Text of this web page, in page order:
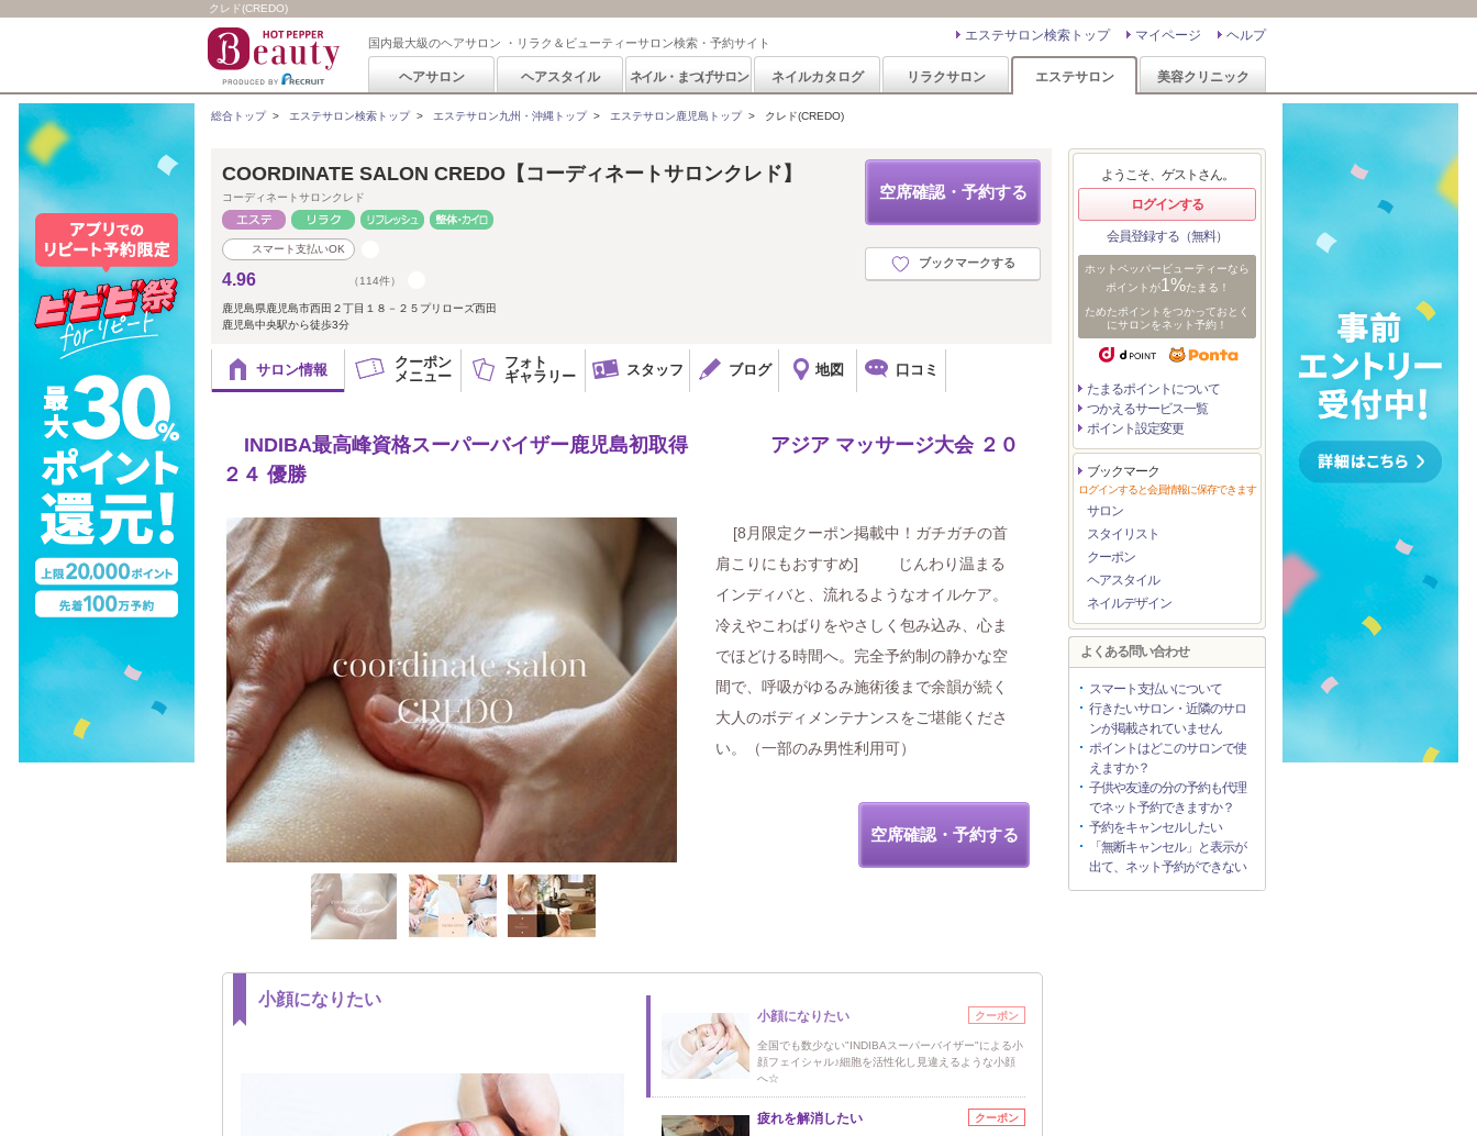
クレド(CREDO)
国内最大級のヘアサロン ・リラク＆ビューティーサロン検索・予約サイト ヘルプ
マイページ
エステサロン検索トップ
ヘアサロン ヘアスタイル ネイル・まつげサロン ネイルカタログ リラクサロン エステサロン 美容クリニック
総合トップ> エステサロン検索トップ> エステサロン九州・沖縄トップ> エステサロン鹿児島トップ> クレド(CREDO)
空席確認・予約する
ブックマークする
COORDINATE SALON CREDO【コーディネートサロンクレド】
コーディネートサロンクレド
スマート支払いOK
4.96 （114件）
鹿児島県鹿児島市西田２丁目１８－２５プリローズ西田
鹿児島中央駅から徒歩3分
サロン情報
クーポン
メニュー
フォト
ギャラリー
スタッフ ブログ 地図 口コミ
INDIBA最高峰資格スーパーバイザー鹿児島初取得 アジア マッサージ大会 ２０
２４ 優勝
[8月限定クーポン掲載中！ガチガチの首
肩こりにもおすすめ] じんわり温まる
インディバと、流れるようなオイルケア。
冷えやこわばりをやさしく包み込み、心ま
でほどける時間へ。完全予約制の静かな空
間で、呼吸がゆるみ施術後まで余韻が続く
大人のボディメンテナンスをご堪能くださ
い。（一部のみ男性利用可）
空席確認・予約する
小顔になりたい
小顔になりたい クーポン
全国でも数少ない"INDIBAスーパーバイザー"による小
顔フェイシャル♪細胞を活性化し見違えるような小顔
へ☆
疲れを解消したい クーポン
ようこそ、ゲストさん。
ログインする
会員登録する（無料）
ホットペッパービューティーなら
ポイントが1%たまる！
ためたポイントをつかっておとく
にサロンをネット予約！
たまるポイントについて
つかえるサービス一覧
ポイント設定変更
ブックマーク
ログインすると会員情報に保存できます
サロン
スタイリスト
クーポン
ヘアスタイル
ネイルデザイン
よくある問い合わせ
スマート支払いについて
行きたいサロン・近隣のサロ
ンが掲載されていません
ポイントはどこのサロンで使
えますか？
子供や友達の分の予約も代理
でネット予約できますか？
予約をキャンセルしたい
「無断キャンセル」と表示が
出て、ネット予約ができない